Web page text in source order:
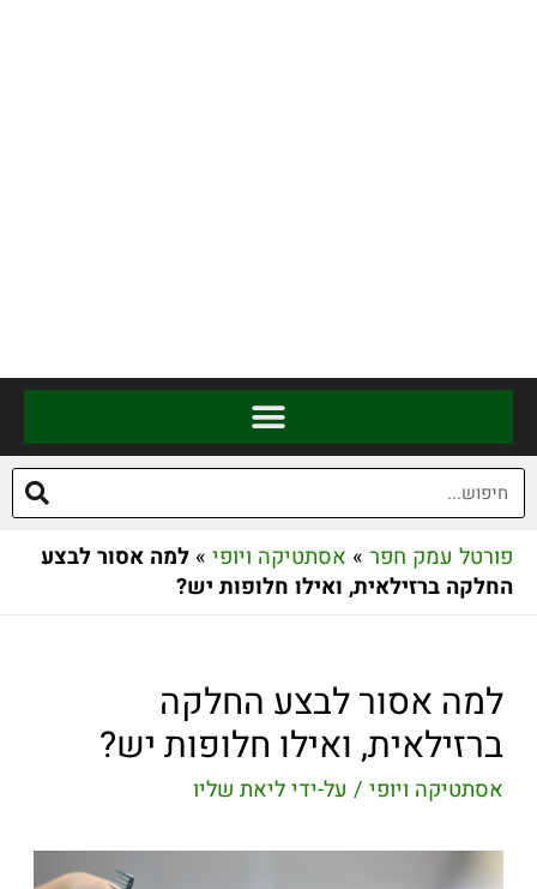
פורטל עמק חפר » אסתטיקה ויופי » למה אסור לבצע
החלקה ברזילאית, ואילו חלופות יש?
למה אסור לבצע החלקה
ברזילאית, ואילו חלופות יש?
אסתטיקה ויופי / על-ידיליאת שליו